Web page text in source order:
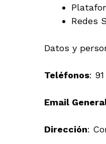
Redes
Datos y
Teléfonos:
Email
Dirección: